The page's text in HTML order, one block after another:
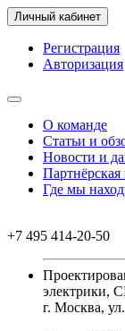
Личный кабинет
Регистрация
Авторизация
О команде
Статьи и
Новости и
Где мы
+7 495 414-20-50
электрики,
г. Москва,